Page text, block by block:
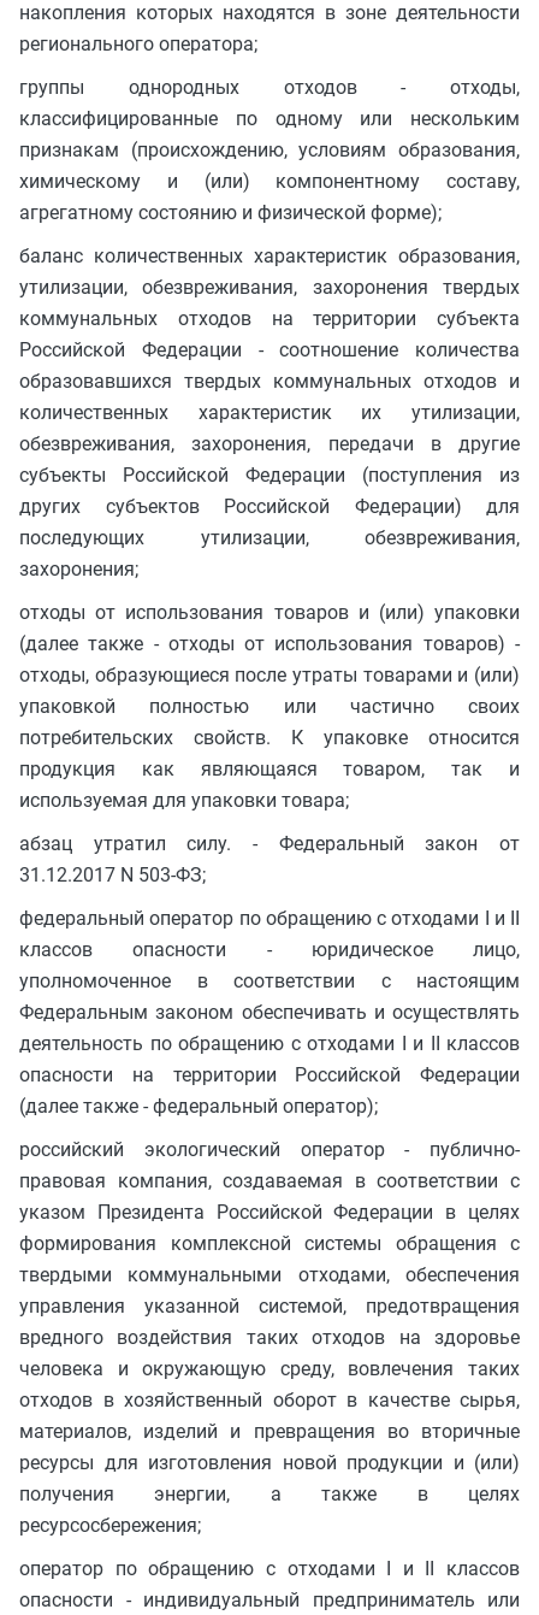
накопления которых находятся в зоне деятельности
регионального оператора;
группы однородных отходов - отходы,
классифицированные по одному или нескольким
признакам (происхождению, условиям образования,
химическому и (или) компонентному составу,
агрегатному состоянию и физической форме);
баланс количественных характеристик образования,
утилизации, обезвреживания, захоронения твердых
коммунальных отходов на территории субъекта
Российской Федерации - соотношение количества
образовавшихся твердых коммунальных отходов и
количественных характеристик их утилизации,
обезвреживания, захоронения, передачи в другие
субъекты Российской Федерации (поступления из
других субъектов Российской Федерации) для
последующих утилизации, обезвреживания,
захоронения;
отходы от использования товаров и (или) упаковки
(далее также - отходы от использования товаров) -
отходы, образующиеся после утраты товарами и (или)
упаковкой полностью или частично своих
потребительских свойств. К упаковке относится
продукция как являющаяся товаром, так и
используемая для упаковки товара;
абзац утратил силу. - Федеральный закон от
31.12.2017 N 503-ФЗ;
федеральный оператор по обращению с отходами I и II
классов опасности - юридическое лицо,
уполномоченное в соответствии с настоящим
Федеральным законом обеспечивать и осуществлять
деятельность по обращению с отходами I и II классов
опасности на территории Российской Федерации
(далее также - федеральный оператор);
российский экологический оператор - публично-
правовая компания, создаваемая в соответствии с
указом Президента Российской Федерации в целях
формирования комплексной системы обращения с
твердыми коммунальными отходами, обеспечения
управления указанной системой, предотвращения
вредного воздействия таких отходов на здоровье
человека и окружающую среду, вовлечения таких
отходов в хозяйственный оборот в качестве сырья,
материалов, изделий и превращения во вторичные
ресурсы для изготовления новой продукции и (или)
получения энергии, а также в целях
ресурсосбережения;
оператор по обращению с отходами I и II классов
опасности - индивидуальный предприниматель или